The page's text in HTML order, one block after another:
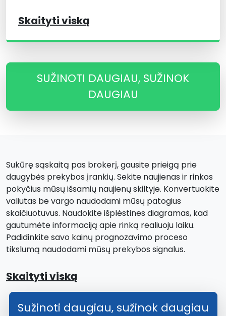
Skaityti viską
SUŽINOTI DAUGIAU, SUŽINOK
DAUGIAU
Sukūrę sąskaitą pas brokerį, gausite prieigą prie
daugybės prekybos įrankių. Sekite naujienas ir rinkos
pokyčius mūsų išsamių naujienų skiltyje. Konvertuokite
valiutas be vargo naudodami mūsų patogius
skaičiuotuvus. Naudokite išplėstines diagramas, kad
gautumėte informaciją apie rinką realiuoju laiku.
Padidinkite savo kainų prognozavimo proceso
tikslumą naudodami mūsų prekybos signalus.
Skaityti viską
Sužinoti daugiau, sužinok daugiau